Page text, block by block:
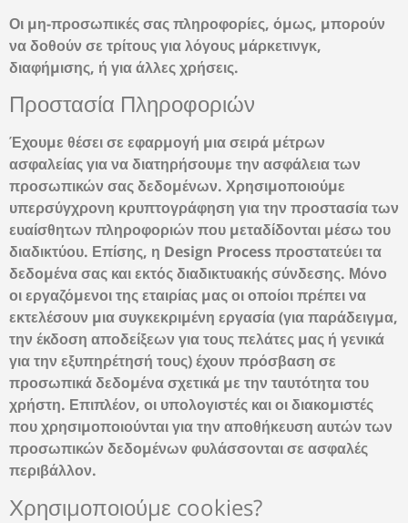
Οι μη-προσωπικές σας πληροφορίες, όμως, μπορούν
να δοθούν σε τρίτους για λόγους μάρκετινγκ,
διαφήμισης, ή για άλλες χρήσεις.
Προστασία Πληροφοριών
Έχουμε θέσει σε εφαρμογή μια σειρά μέτρων
ασφαλείας για να διατηρήσουμε την ασφάλεια των
προσωπικών σας δεδομένων. Χρησιμοποιούμε
υπερσύγχρονη κρυπτογράφηση για την προστασία των
ευαίσθητων πληροφοριών που μεταδίδονται μέσω του
διαδικτύου. Επίσης, η Design Process προστατεύει τα
δεδομένα σας και εκτός διαδικτυακής σύνδεσης. Μόνο
οι εργαζόμενοι της εταιρίας μας οι οποίοι πρέπει να
εκτελέσουν μια συγκεκριμένη εργασία (για παράδειγμα,
την έκδοση αποδείξεων για τους πελάτες μας ή γενικά
για την εξυπηρέτησή τους) έχουν πρόσβαση σε
προσωπικά δεδομένα σχετικά με την ταυτότητα του
χρήστη. Επιπλέον, οι υπολογιστές και οι διακομιστές
που χρησιμοποιούνται για την αποθήκευση αυτών των
προσωπικών δεδομένων φυλάσσονται σε ασφαλές
περιβάλλον.
Χρησιμοποιούμε cookies?